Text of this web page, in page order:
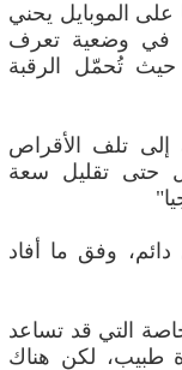
الموبايل يحني
في وضعية تعرف
حيث تُحمّل الرقبة
تلف الأقراص
حتى تقليل سعة
وفق ما أفاد
التي قد تساعد
طبيب، لكن هناك